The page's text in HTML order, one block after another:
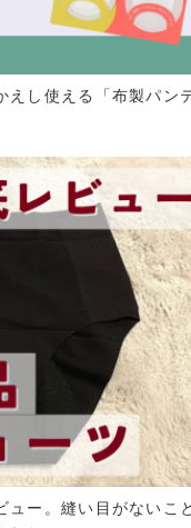
えし使える「布製パン
ュー。縫い目がないこ